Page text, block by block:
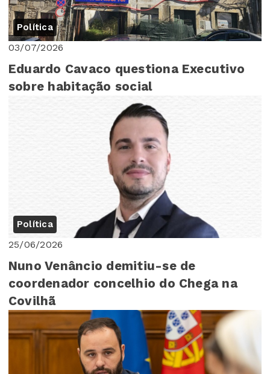
Política
03/07/2026
Eduardo Cavaco questiona Executivo
sobre habitação social
Política
25/06/2026
Nuno Venâncio demitiu-se de
coordenador concelhio do Chega na
Covilhã